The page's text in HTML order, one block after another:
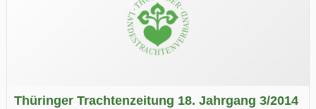
Thüringer Trachtenzeitung 18. Jahrgang 3/2014